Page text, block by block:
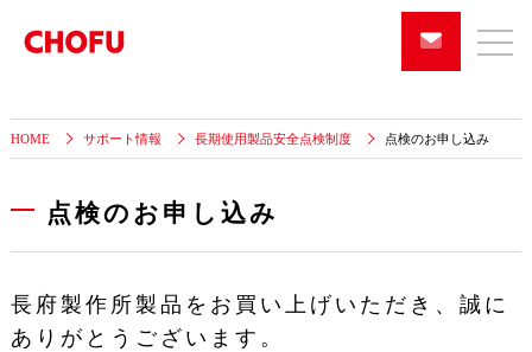
HOME サポート情報 長期使用製品安全点検制度 点検のお申し込み
点検のお申し込み
長府製作所製品をお買い上げいただき、誠に
ありがとうございます。